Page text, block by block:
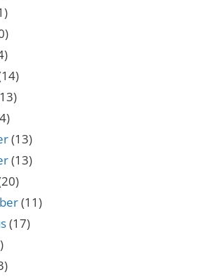
(13)
(13)
(11)
(17)